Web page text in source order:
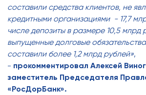
составили средства клиентов, не
кредитными организациями - 17,7
числе депозиты в размере 10,5 млрд
выпущенные долговые
составили более 1,2 млрд рублей»,
- прокомментировал Алексей
заместитель Председателя
«РосДорБанк».